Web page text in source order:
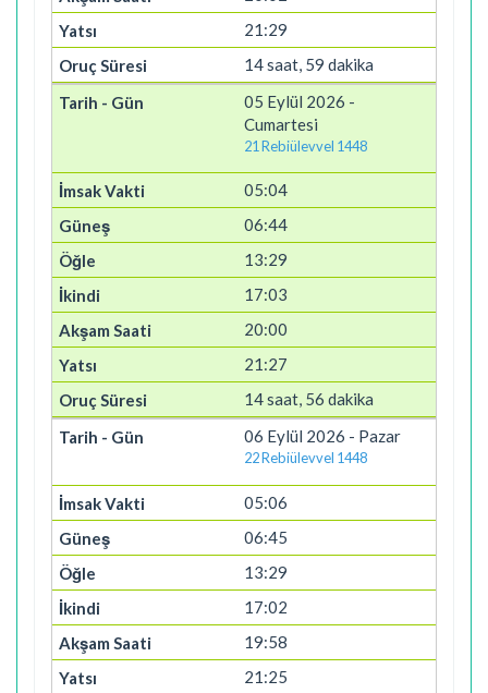
21:29
14 saat, 59 dakika
05 Eylül 2026 -
Cumartesi
21 Rebiülevvel 1448
05:04
06:44
13:29
17:03
20:00
21:27
14 saat, 56 dakika
06 Eylül 2026 - Pazar
22 Rebiülevvel 1448
05:06
06:45
13:29
17:02
19:58
21:25